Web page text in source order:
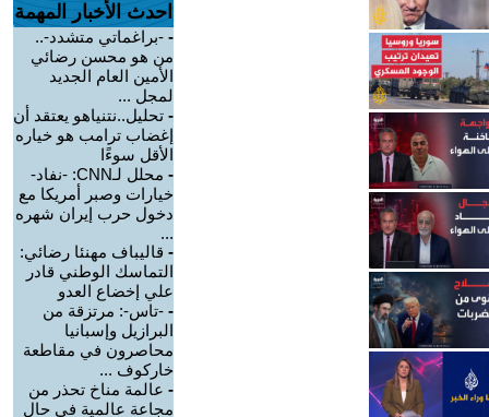
احدث الأخبار المهمة
- -براغماتي متشدد-..
من هو محسن رضائي
الأمين العام الجديد
لمجل ...
- تحليل..نتنياهو يعتقد أن
إغضاب ترامب هو خياره
الأقل سوءًا
-
محلل لـCNN: -نفاد-
خيارات وصبر أمريكا مع
دخول حرب إيران شهره
...
- قاليباف مهنئا رضائي:
التماسك الوطني قادر
علي إخضاع العدو
- -تاس-: مرتزقة من
البرازيل وإسبانيا
محاصرون في مقاطعة
خاركوف ...
- عالمة مناخ تحذر من
مجاعة عالمية في حال